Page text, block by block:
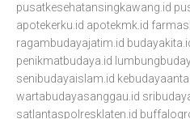
pusatkesehatansingkawang.id
apotekerku.id apotekmk.id
ragambudayajatim.id
penikmatbudaya.id
senibudayaislam.id
wartabudayasanggau.id
satlantaspolresklaten.id